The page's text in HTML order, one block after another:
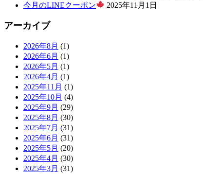
今月のLINEクーポン
2025年11月1日
アーカイブ
2026年8月 (1)
2026年6月 (1)
2026年5月 (1)
2026年4月 (1)
2025年11月 (1)
2025年10月 (4)
2025年9月 (29)
2025年8月 (30)
2025年7月 (31)
2025年6月 (31)
2025年5月 (20)
2025年4月 (30)
2025年3月 (31)